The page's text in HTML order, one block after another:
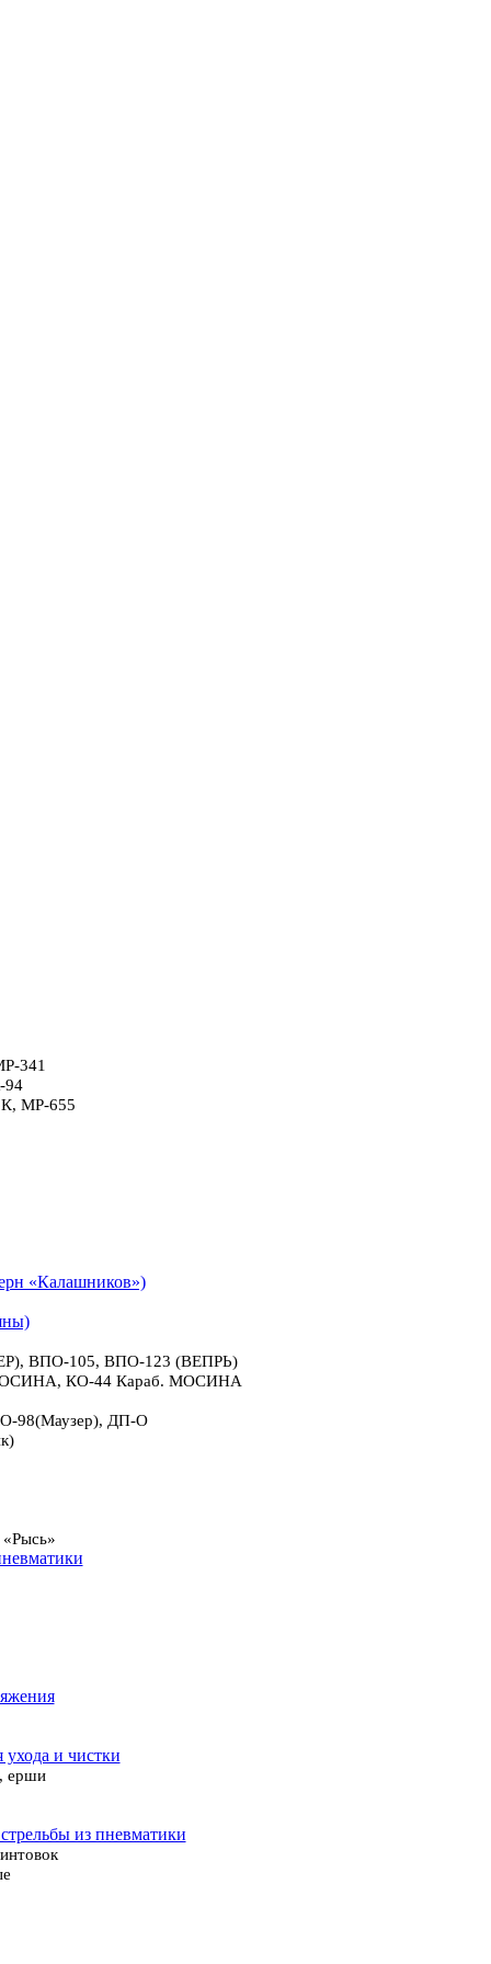
341
94
МР-655
«Калашников»)
ВПО-105, ВПО-123 (ВЕПРЬ)
КО-44 Караб. МОСИНА
98(Маузер), ДП-О
ухода и чистки
ерши
из пневматики